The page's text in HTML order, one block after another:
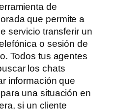
de
que permite a
servicio transferir un
o sesión de
Todos tus agentes
los chats
información que
una situación en
si un cliente